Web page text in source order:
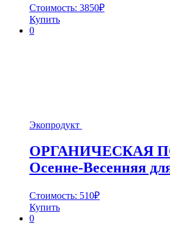
Стоимость: 3850₽
Купить
0
Экопродукт
ОРГАНИЧЕСКАЯ
Осенне-Весенняя
Стоимость: 510₽
Купить
0